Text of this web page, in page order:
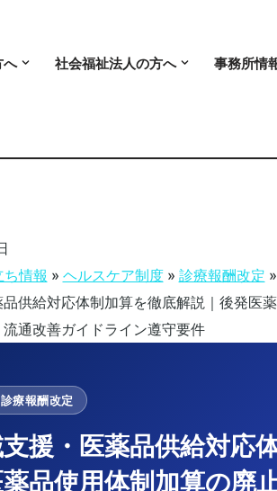
へ 社会福祉法人の方へ 事務所情
ち情報 » ヘルスケア制度» 診療報酬改定 »
供給対応体制加算を徹底解説｜後発医
通改善ガイドライン遵守要件
療報酬改定
支援・医薬品供給対応
品使用体制加算の廃